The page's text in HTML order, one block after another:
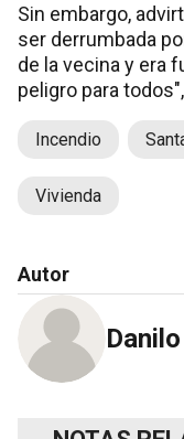
Sin embargo,
ser derrumbada
de la vecina y era
peligro para
Incendio
Vivienda
Autor